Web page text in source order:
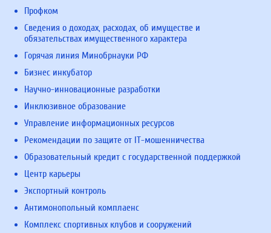
Профком
Сведения о доходах, расходах, об имуществе и
обязательствах имущественного характера
Горячая линия Минобрнауки РФ
Бизнес инкубатор
Научно-инновационные разработки
Инклюзивное образование
Управление информационных ресурсов
Рекомендации по защите от IT-мошенничества
Образовательный кредит с государственной поддержкой
Центр карьеры
Экспортный контроль
Антимонопольный комплаенс
Комплекс спортивных клубов и сооружений